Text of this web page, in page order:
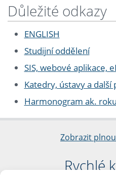
Důležité odkazy
ENGLISH
Studijní oddělení
SIS, webové aplikace,
Katedry, ústavy a další
Harmonogram ak. roku
Zobrazit
Rychlé